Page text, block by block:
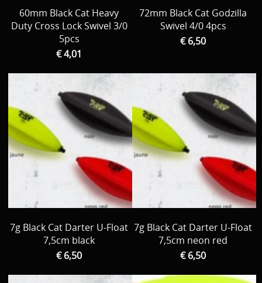
60mm Black Cat Heavy
Duty Cross Lock Swivel 3/0
5pcs
€ 4,01
72mm Black Cat Godzilla
Swivel 4/0 4pcs
€ 6,50
7g Black Cat Darter U-Float
7,5cm black
€ 6,50
7g Black Cat Darter U-Float
7,5cm neon red
€ 6,50